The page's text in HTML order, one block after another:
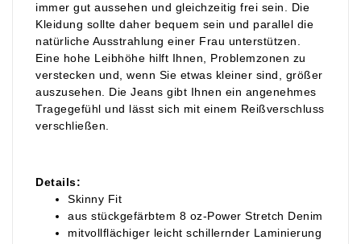
immer gut aussehen und gleichzeitig frei sein. Die
Kleidung sollte daher bequem sein und parallel die
natürliche Ausstrahlung einer Frau unterstützen.
Eine hohe Leibhöhe hilft Ihnen, Problemzonen zu
verstecken und, wenn Sie etwas kleiner sind, größer
auszusehen. Die Jeans gibt Ihnen ein angenehmes
Tragegefühl und lässt sich mit einem Reißverschluss
verschließen.
Details:
Skinny Fit
aus stückgefärbtem 8 oz-Power Stretch Denim
mitvollflächiger leicht schillernder Laminierung